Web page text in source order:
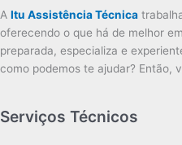
A Itu Assistência Técnica
oferecendo o que há de melhor
preparada, especializa e
como podemos te ajudar? Então,
Serviços Técnicos